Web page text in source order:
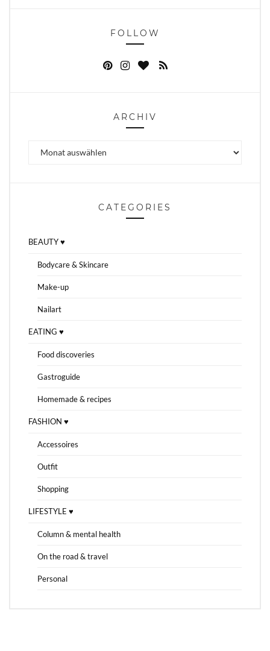
FOLLOW
ARCHIV
CATEGORIES
BEAUTY ♥
Bodycare & Skincare
Make-up
Nailart
EATING ♥
Food discoveries
Gastroguide
Homemade & recipes
FASHION ♥
Accessoires
Outfit
Shopping
LIFESTYLE ♥
Column & mental health
On the road & travel
Personal